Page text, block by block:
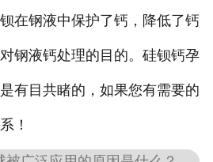
在钢液中保护了钙，降低了钙
钢液钙处理的目的。硅钡钙孕
有目共睹的，如果您有需要的
！